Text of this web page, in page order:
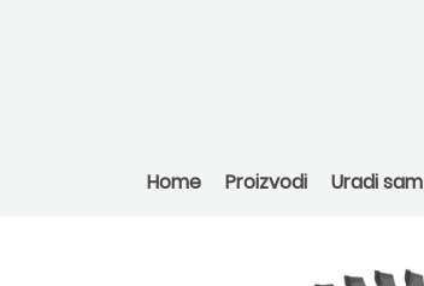
Home Proizvodi Uradi sam